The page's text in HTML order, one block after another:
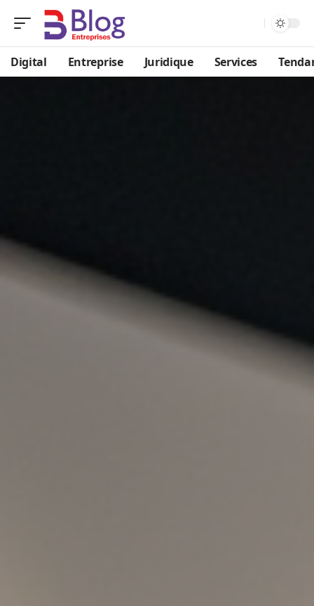
Digital Entreprise Juridique Services